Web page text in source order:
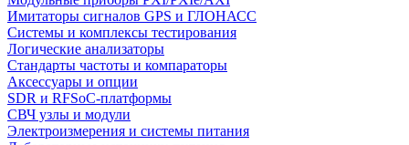
Имитаторы сигналов GPS и ГЛОНАСС
Системы и комплексы тестирования
Логические анализаторы
Стандарты частоты и компараторы
Аксессуары и опции
SDR и RFSoC‑платформы
СВЧ узлы и модули
Электроизмерения и системы питания